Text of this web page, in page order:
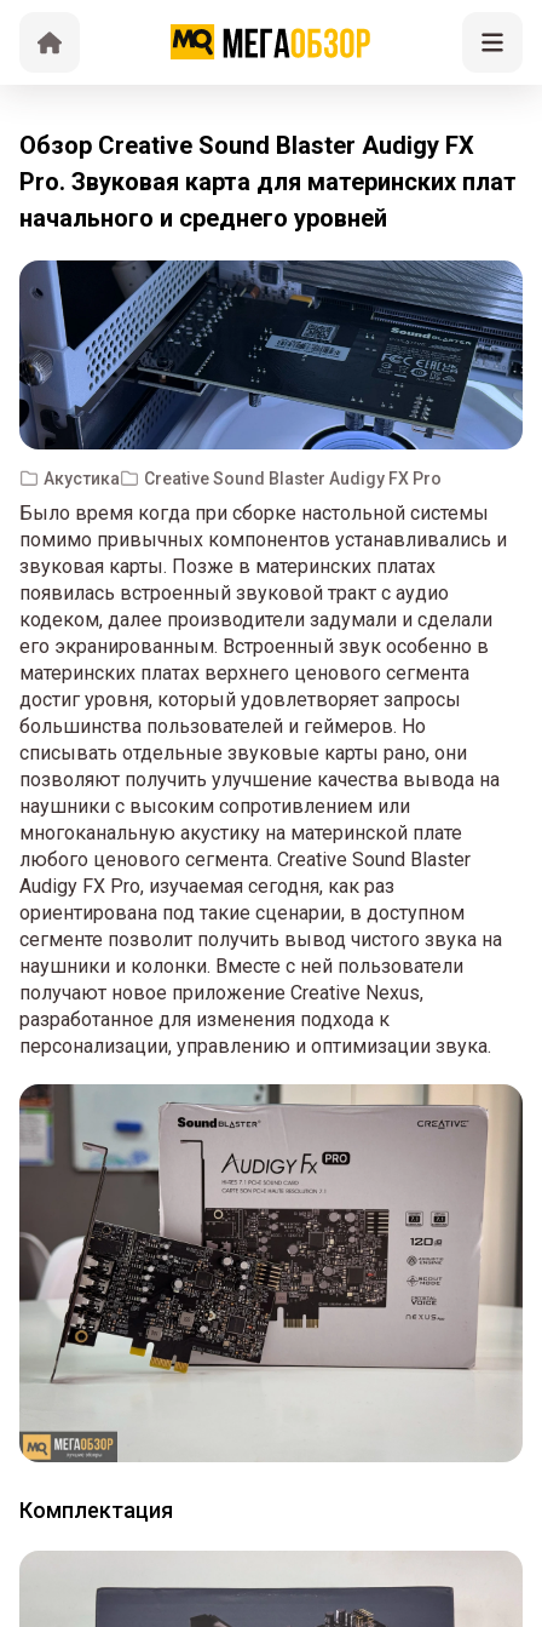
Обзор Creative Sound Blaster Audigy FX
Pro. Звуковая карта для материнских плат
начального и среднего уровней
Акустика Creative Sound Blaster Audigy FX Pro
Было время когда при сборке настольной системы
помимо привычных компонентов устанавливались и
звуковая карты. Позже в материнских платах
появилась встроенный звуковой тракт с аудио
кодеком, далее производители задумали и сделали
его экранированным. Встроенный звук особенно в
материнских платах верхнего ценового сегмента
достиг уровня, который удовлетворяет запросы
большинства пользователей и геймеров. Но
списывать отдельные звуковые карты рано, они
позволяют получить улучшение качества вывода на
наушники с высоким сопротивлением или
многоканальную акустику на материнской плате
любого ценового сегмента. Creative Sound Blaster
Audigy FX Pro, изучаемая сегодня, как раз
ориентирована под такие сценарии, в доступном
сегменте позволит получить вывод чистого звука на
наушники и колонки. Вместе с ней пользователи
получают новое приложение Creative Nexus,
разработанное для изменения подхода к
персонализации, управлению и оптимизации звука.
Комплектация